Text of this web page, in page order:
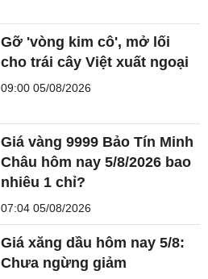
Gỡ 'vòng kim cô', mở lối
cho trái cây Việt xuất ngoại
09:00 05/08/2026
Giá vàng 9999 Bảo Tín Minh
Châu hôm nay 5/8/2026 bao
nhiêu 1 chỉ?
07:04 05/08/2026
Giá xăng dầu hôm nay 5/8:
Chưa ngừng giảm